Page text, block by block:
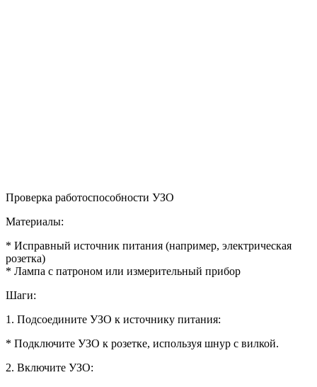
Проверка работоспособности УЗО
Материалы:
* Исправный источник питания (например, электрическая
розетка)
* Лампа с патроном или измерительный прибор
Шаги:
1. Подсоедините УЗО к источнику питания:
* Подключите УЗО к розетке, используя шнур с вилкой.
2. Включите УЗО: